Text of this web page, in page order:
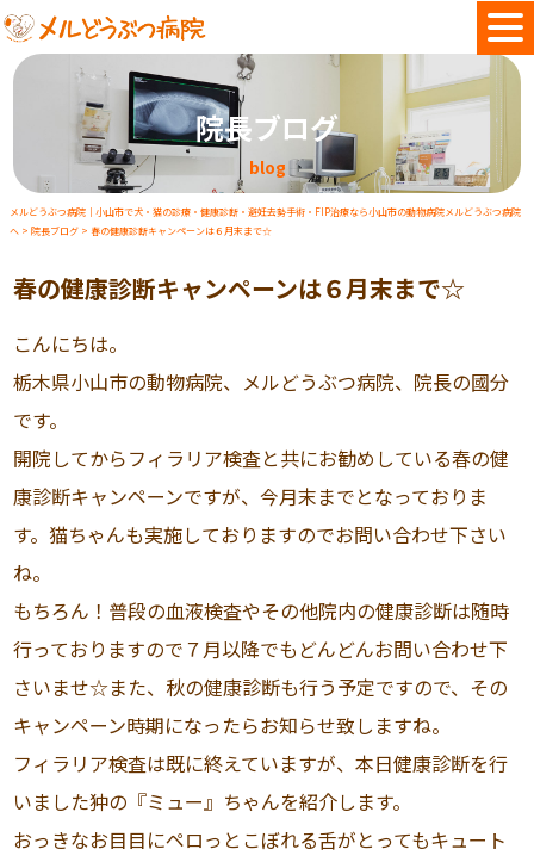
院長ブログ
blog
メルどうぶつ病院｜小山市で犬・猫の診療・健康診断・避妊去勢手術・FIP治療なら小山市の動物病院メルどうぶつ病院
へ > 院長ブログ > 春の健康診断キャンペーンは６月末まで☆
春の健康診断キャンペーンは６月末まで☆
こんにちは。
栃木県小山市の動物病院、メルどうぶつ病院、院長の國分
です。
開院してからフィラリア検査と共にお勧めしている春の健
康診断キャンペーンですが、今月末までとなっておりま
す。猫ちゃんも実施しておりますのでお問い合わせ下さい
ね。
もちろん！普段の血液検査やその他院内の健康診断は随時
行っておりますので７月以降でもどんどんお問い合わせ下
さいませ☆また、秋の健康診断も行う予定ですので、その
キャンペーン時期になったらお知らせ致しますね。
フィラリア検査は既に終えていますが、本日健康診断を行
いました狆の『ミュー』ちゃんを紹介します。
おっきなお目目にペロっとこぼれる舌がとってもキュート